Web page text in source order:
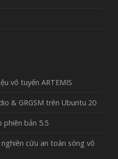
vô tuyến ARTEMIS
& GRGSM trên Ubuntu 20
phiên bản 5.5
cứu an toàn sóng vô